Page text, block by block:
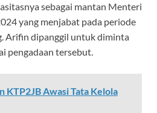
sebagai mantan Menteri
yang menjabat pada periode
Arifin dipanggil untuk diminta
pengadaan tersebut.
KTP2JB Awasi Tata Kelola